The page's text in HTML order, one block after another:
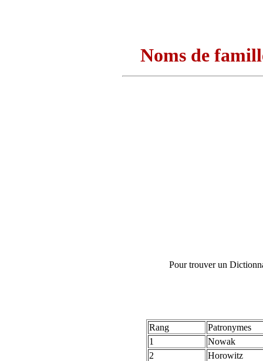
Noms de
Pour trouver un
Rang
Patronymes
1
Nowak
2
Horowitz